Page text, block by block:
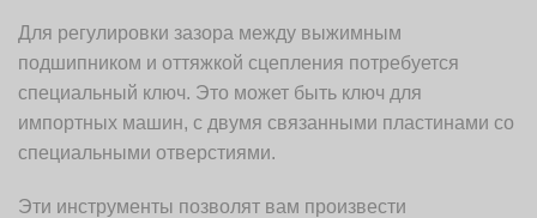
Для регулировки зазора между выжимным
подшипником и оттяжкой сцепления потребуется
специальный ключ. Это может быть ключ для
импортных машин, с двумя связанными пластинами со
специальными отверстиями.
Эти инструменты позволят вам произвести